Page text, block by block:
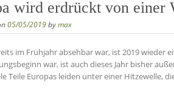
wird erdrückt von einer
05/05/2019bymax
im Frühjahr absehbar war, ist 2019 wieder
war, ist auch dieses Jahr bisher
Teile Europas leiden unter einer Hitzewelle,